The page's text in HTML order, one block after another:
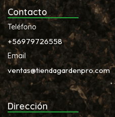
Contacto
Teléfono
+56979726558
Email
ventas@tiendagardenpro.com
Dirección